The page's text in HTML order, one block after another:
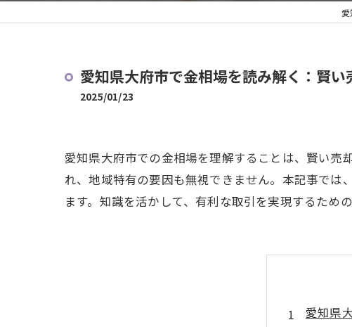
愛知県大府市で金相場を読み解く：賢
2025/01/23
愛知県大府市での金相場を理解することは、賢い売
れ、地域特有の要因も無視できません。本記事で
ます。知識を活かして、有利な取引を実現するため
愛知県